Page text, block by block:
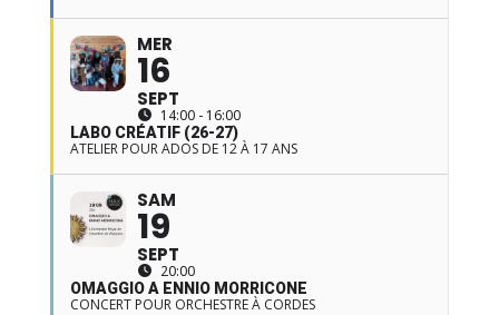
MER
16
SEPT
14:00 - 16:00
LABO CRÉATIF (26-27)
ATELIER POUR ADOS DE 12 À 17 ANS
SAM
19
SEPT
20:00
OMAGGIO A ENNIO MORRICONE
CONCERT POUR ORCHESTRE À CORDES